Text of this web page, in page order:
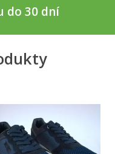
do 30 dní